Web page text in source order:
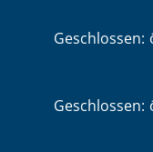
Klicken, um
Geschlossen:
Klicken, um
Geschlossen: